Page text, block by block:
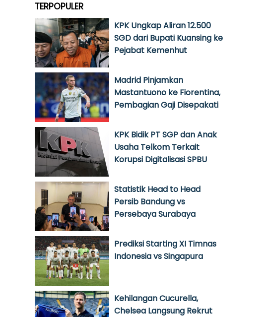
TERPOPULER
KPK Ungkap Aliran 12.500
SGD dari Bupati Kuansing ke
Pejabat Kemenhut
Madrid Pinjamkan
Mastantuono ke Fiorentina,
Pembagian Gaji Disepakati
KPK Bidik PT SGP dan Anak
Usaha Telkom Terkait
Korupsi Digitalisasi SPBU
Statistik Head to Head
Persib Bandung vs
Persebaya Surabaya
Prediksi Starting XI Timnas
Indonesia vs Singapura
Kehilangan Cucurella,
Chelsea Langsung Rekrut